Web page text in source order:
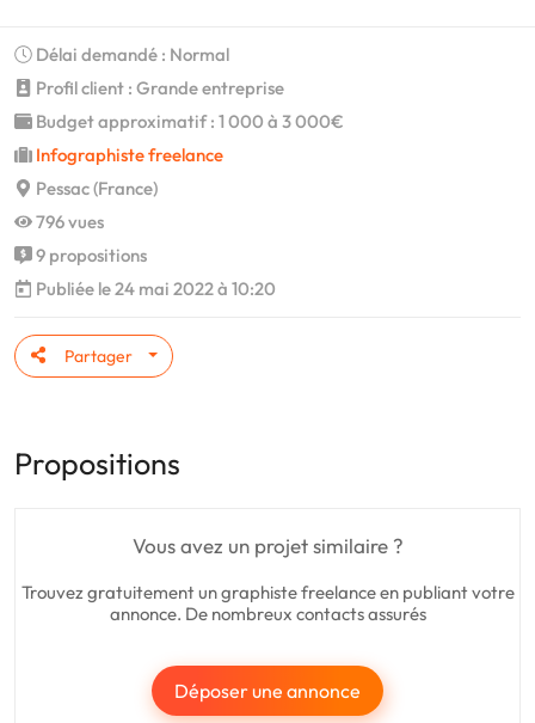
Délai demandé : Normal
Profil client : Grande entreprise
Budget approximatif : 1 000 à 3 000€
Infographiste freelance
Pessac (France)
796 vues
9 propositions
Publiée le 24 mai 2022 à 10:20
Partager
Propositions
Vous avez un projet similaire ?
Trouvez gratuitement un graphiste freelance en publiant votre
annonce. De nombreux contacts assurés
Déposer une annonce